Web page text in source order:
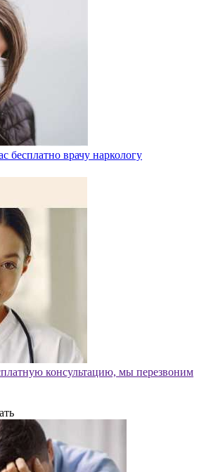
бесплатно врачу наркологу
консультацию, мы перезвоним